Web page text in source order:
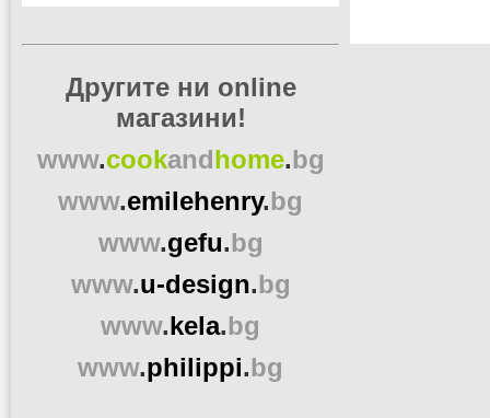
Другите ни online
магазини!
www.cookandhome.bg
www.emilehenry.bg
www.gefu.bg
www.u-design.bg
www.kela.bg
www.philippi.bg